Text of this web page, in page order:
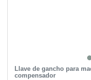
Llave de gancho para
compensador